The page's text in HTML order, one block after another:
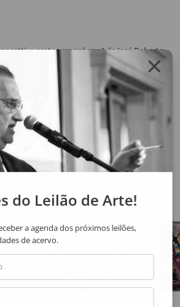
o pintor marinheiro" de José Roberto
238.
do Leilão de Arte!
a agenda dos próximos leilões,
de acervo.